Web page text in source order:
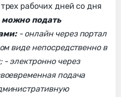
рабочих дней со дня
подать
- онлайн через портал
виде непосредственно в
- электронно через
подача